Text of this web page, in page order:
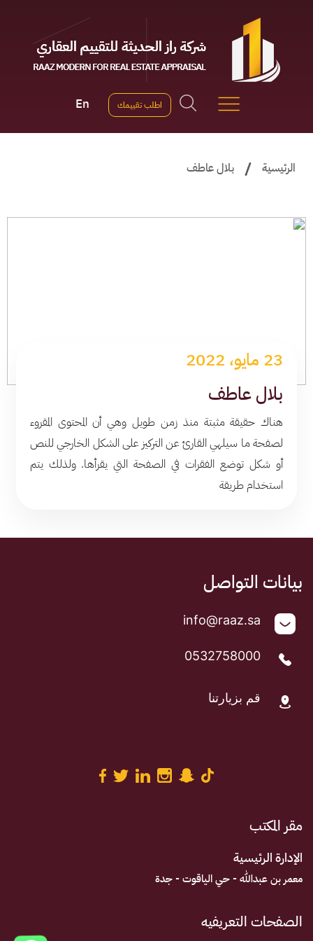
اطلب تقييمك En
الرئيسية بلال عاطف
23 مايو، 2022
بلال عاطف
هناك حقيقة مثبتة منذ زمن طويل وهي أن المحتوى المقروء
لصفحة ما سيلهي القارئ عن التركيز على الشكل الخارجي للنص
أو شكل توضع الفقرات في الصفحة التي يقرأها. ولذلك يتم
استخدام طريقة
الصفحات التعريفيه
مقر المكتب
الإدارة الرئيسية
معمر بن عبدالله - حي الياقوت - جدة
بيانات التواصل
info@raaz.sa
0532758000
قم بزيارتنا